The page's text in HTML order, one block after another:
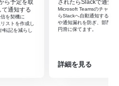
TeamsをYoomと連携させま
の「フォルダにファイルがアッ
を移動」アクションを設定し、
ら予定を取
て通知する
を契機に
ストを作成し
転記を減らし
されたらSlackで通知
Microsoft Teamsのチャネ
らSlackへ自動通知するフ
や通知漏れを防ぎ、部門間
円滑に保てます。
詳細を見る